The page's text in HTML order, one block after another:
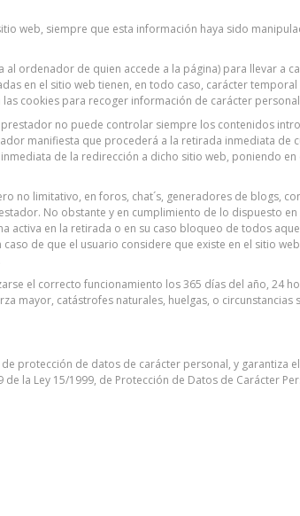
web, siempre que esta información haya sido
ordenador de quien accede a la página) para llevar a
en el sitio web tienen, en todo caso, carácter
cookies para recoger información de carácter
no puede controlar siempre los contenidos
manifiesta que procederá a la retirada inmediata de
de la redirección a dicho sitio web, poniendo
no limitativo, en foros, chat´s, generadores de blogs,
No obstante y en cumplimiento de lo dispuesto en
en la retirada o en su caso bloqueo de todos
de que el usuario considere que existe en el sitio
el correcto funcionamiento los 365 días del año, 24
mayor, catástrofes naturales, huelgas, o circunstancias
protección de datos de carácter personal, y garantiza
la Ley 15/1999, de Protección de Datos de Carácter